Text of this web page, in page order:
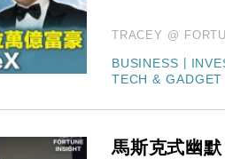
TRACEY @
BUSINESS
TECH & GADGET
馬斯克式幽